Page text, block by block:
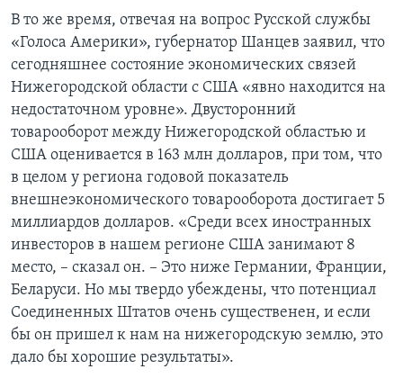
В то же время, отвечая на вопрос Русской службы
«Голоса Америки», губернатор Шанцев заявил, что
сегодняшнее состояние экономических связей
Нижегородской области с США «явно находится на
недостаточном уровне». Двусторонний
товарооборот между Нижегородской областью и
США оценивается в 163 млн долларов, при том, что
в целом у региона годовой показатель
внешнеэкономического товарооборота достигает 5
миллиардов долларов. «Среди всех иностранных
инвесторов в нашем регионе США занимают 8
место, – сказал он. – Это ниже Германии, Франции,
Беларуси. Но мы твердо убеждены, что потенциал
Соединенных Штатов очень существенен, и если
бы он пришел к нам на нижегородскую землю, это
дало бы хорошие результаты».